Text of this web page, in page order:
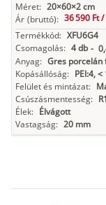
Méret: 20×60×2 cm
Ár (bruttó): 36 590 Ft /
Termékkód: XFU6G4
Csomagolás: 4 db -
Anyag: Gres porcelán
Kopásállóság: PEI:4,
Felület és mintázat:
Csúszásmentesség:
Élek: Élvágott
Vastagság: 20 mm